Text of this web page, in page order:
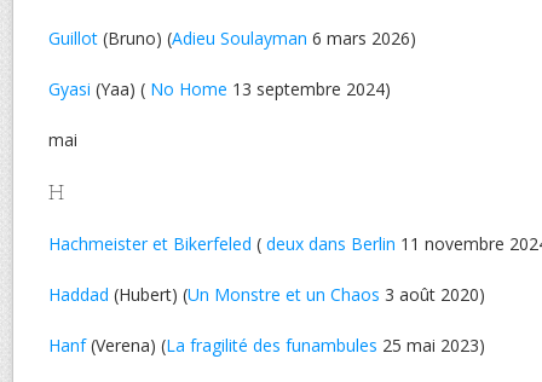
Guillot (Bruno) (Adieu Soulayman 6 mars 2026)
Gyasi (Yaa) ( No Home 13 septembre 2024)
mai
H
Hachmeister et Bikerfeled ( deux dans Berlin 11 novembre
Haddad (Hubert) (Un Monstre et un Chaos 3 août 2020)
Hanf(Verena) (La fragilité des funambules 25 mai 2023)